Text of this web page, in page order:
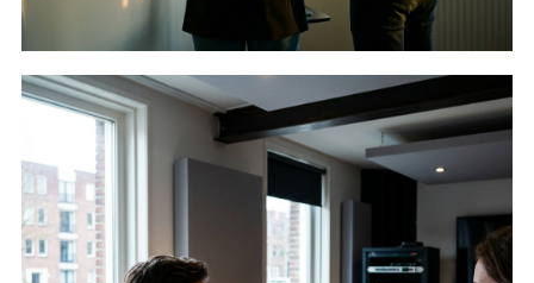
Brand en performance video
Lees verder